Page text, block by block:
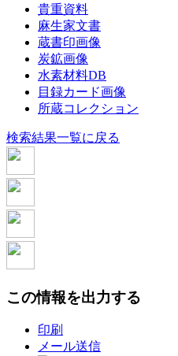
貴重資料
麻生家文書
蔵書印画像
炭鉱画像
水素材料DB
目録カード画像
所蔵コレクション
検索結果一覧に戻る
この情報を出力する
印刷
メール送信